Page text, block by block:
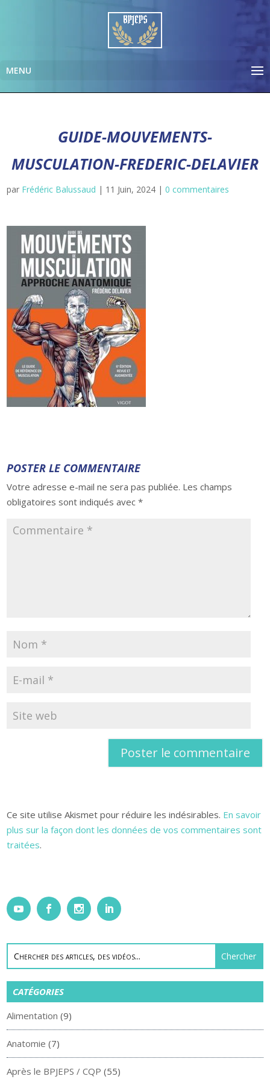
GUIDE-MOUVEMENTS-
MUSCULATION-FREDERIC-DELAVIER
par Frédéric Balussaud | 11 Juin, 2024 |0 commentaires
POSTER LE COMMENTAIRE
Votre adresse e-mail ne sera pas publiée. Les champs
obligatoires sont indiqués avec*
Ce site utilise Akismet pour réduire les indésirables. En savoir
plus sur la façon dont les données de vos commentaires sont
traitées.
CATÉGORIES
Alimentation (9)
Anatomie (7)
Après le BPJEPS / CQP (55)